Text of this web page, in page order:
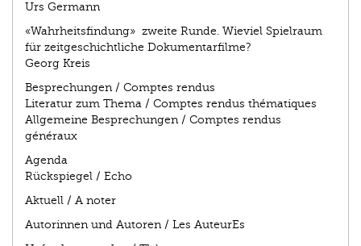
Urs Germann
«Wahrheitsfindung» ­ zweite Runde. Wieviel Spielraum
für zeitgeschichtliche Dokumentarfilme?
Georg Kreis
Besprechungen / Comptes rendus
Literatur zum Thema / Comptes rendus thématiques
Allgemeine Besprechungen / Comptes rendus
généraux
Agenda
Rückspiegel / Echo
Aktuell / A noter
Autorinnen und Autoren / Les AuteurEs